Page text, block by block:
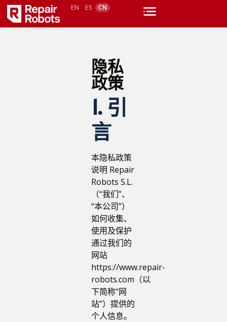
EN ES CN
隐私
政策
1. 引
言
本隐私政策
说明 Repair
Robots S.L.
（“我们”、
“本公司”）
如何收集、
使用及保护
通过我们的
网站
https://www.repair-
robots.com（以
下简称“网
站”）提供的
个人信息。